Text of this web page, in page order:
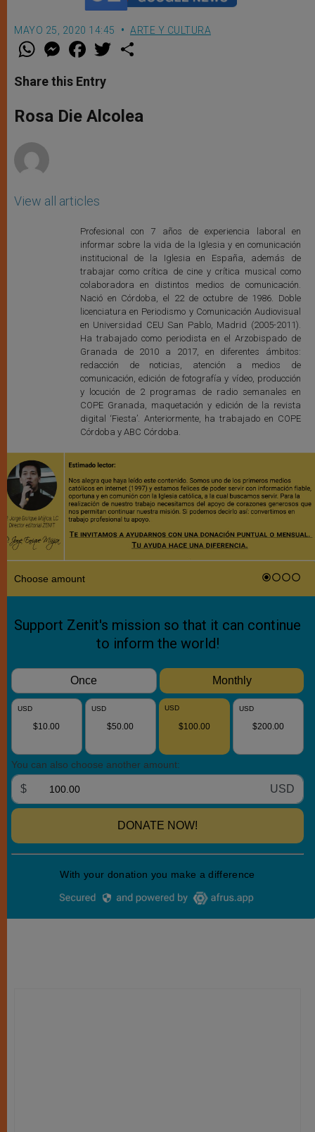
MAYO 25, 2020 14:45 ARTE Y CULTURA
W
t
s
p
p
M
e
s
e
g
e
F
a
e
b
o
k
w
r
Share this Entry
Rosa Die Alcolea
View all articles
Profesional con 7 años de experiencia laboral en
informar sobre la vida de la Iglesia y en comunicación
institucional de la Iglesia en España, además de
trabajar como crítica de cine y crítica musical como
colaboradora en distintos medios de comunicación.
Nació en Córdoba, el 22 de octubre de 1986. Doble
licenciatura en Periodismo y Comunicación Audiovisual
en Universidad CEU San Pablo, Madrid (2005-2011).
Ha trabajado como periodista en el Arzobispado de
Granada de 2010 a 2017, en diferentes ámbitos:
redacción de noticias, atención a medios de
comunicación, edición de fotografía y vídeo, producción
y locución de 2 programas de radio semanales en
COPE Granada, maquetación y edición de la revista
digital ‘Fiesta’. Anteriormente, ha trabajado en COPE
Córdoba y ABC Córdoba.